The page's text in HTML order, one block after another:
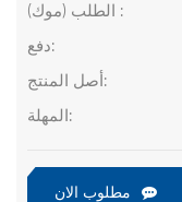
الطلب (موك) :
دفع:
أصل المنتج:
المهلة:
مطلوب الان